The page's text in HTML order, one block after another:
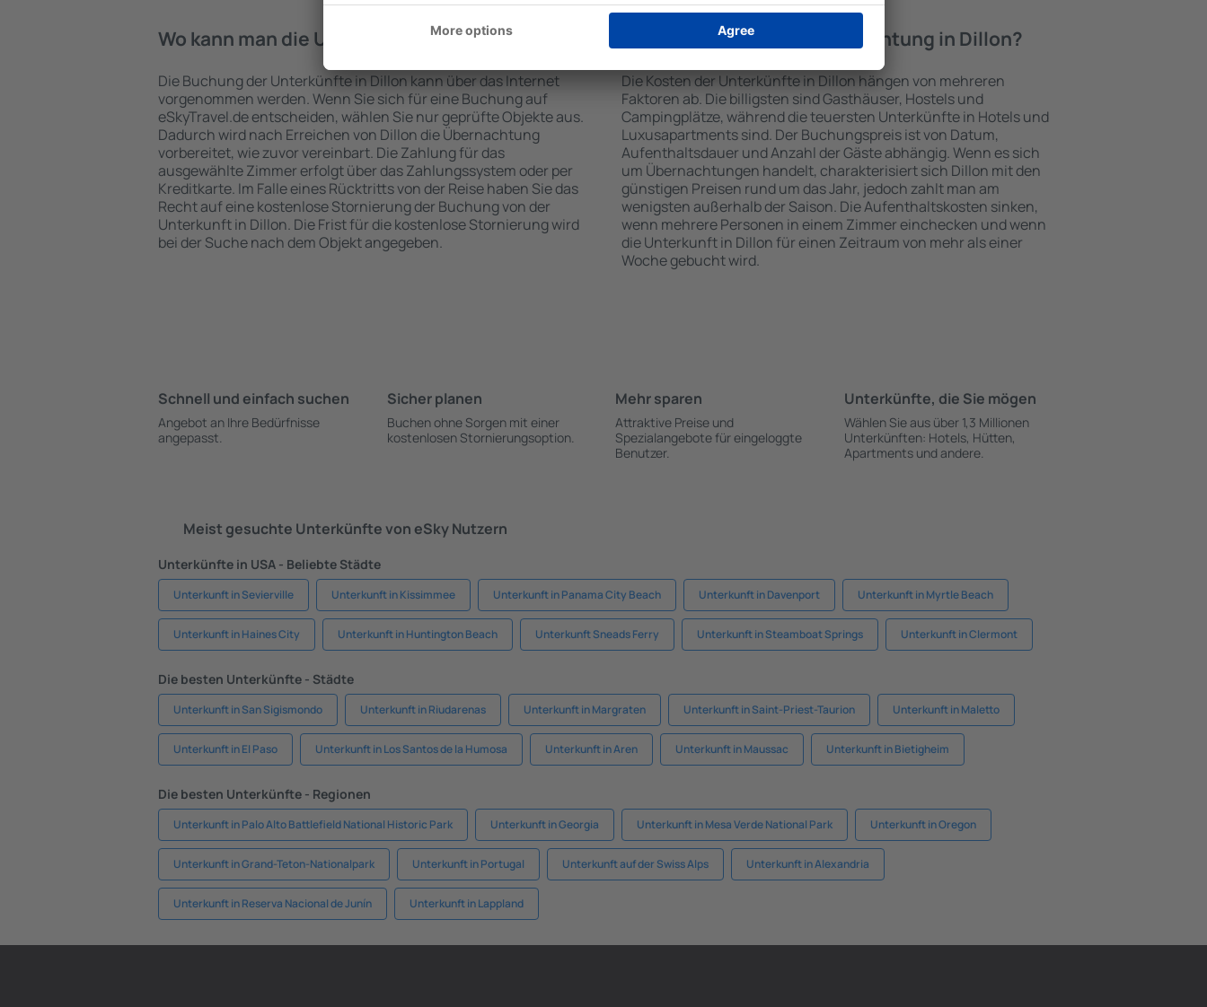
Wo kann man die Unterkünfte in Dillon buchen?
Die Buchung der Unterkünfte in Dillon kann über das Internet
vorgenommen werden. Wenn Sie sich für eine Buchung auf
eSkyTravel.de entscheiden, wählen Sie nur geprüfte Objekte aus.
Dadurch wird nach Erreichen von Dillon die Übernachtung
vorbereitet, wie zuvor vereinbart. Die Zahlung für das
ausgewählte Zimmer erfolgt über das Zahlungssystem oder per
Kreditkarte. Im Falle eines Rücktritts von der Reise haben Sie das
Recht auf eine kostenlose Stornierung der Buchung von der
Unterkunft in Dillon. Die Frist für die kostenlose Stornierung wird
bei der Suche nach dem Objekt angegeben.
Wie viel kostet eine Übernachtung in Dillon?
Die Kosten der Unterkünfte in Dillon hängen von mehreren
Faktoren ab. Die billigsten sind Gasthäuser, Hostels und
Campingplätze, während die teuersten Unterkünfte in Hotels und
Luxusapartments sind. Der Buchungspreis ist von Datum,
Aufenthaltsdauer und Anzahl der Gäste abhängig. Wenn es sich
um Übernachtungen handelt, charakterisiert sich Dillon mit den
günstigen Preisen rund um das Jahr, jedoch zahlt man am
wenigsten außerhalb der Saison. Die Aufenthaltskosten sinken,
wenn mehrere Personen in einem Zimmer einchecken und wenn
die Unterkunft in Dillon für einen Zeitraum von mehr als einer
Woche gebucht wird.
Schnell und einfach suchen
Angebot an Ihre Bedürfnisse
angepasst.
Sicher planen
Buchen ohne Sorgen mit einer
kostenlosen Stornierungsoption.
Mehr sparen
Attraktive Preise und
Spezialangebote für eingeloggte
Benutzer.
Unterkünfte, die Sie mögen
Wählen Sie aus über 1,3 Millionen
Unterkünften: Hotels, Hütten,
Apartments und andere.
Meist gesuchte Unterkünfte von eSky Nutzern
Unterkünfte in USA - Beliebte Städte
Unterkunft in Sevierville Unterkunft in Kissimmee Unterkunft in Panama City Beach Unterkunft in Davenport Unterkunft in Myrtle Beach
Unterkunft in Haines City Unterkunft in Huntington Beach Unterkunft Sneads Ferry Unterkunft in Steamboat Springs Unterkunft in Clermont
Die besten Unterkünfte - Städte
Unterkunft in San Sigismondo Unterkunft in Riudarenas Unterkunft in Margraten Unterkunft in Saint-Priest-Taurion Unterkunft in Maletto
Unterkunft in El Paso Unterkunft in Los Santos de la Humosa Unterkunft in Aren Unterkunft in Maussac Unterkunft in Bietigheim
Die besten Unterkünfte - Regionen
Unterkunft in Palo Alto Battlefield National Historic Park Unterkunft in Georgia Unterkunft in Mesa Verde National Park Unterkunft in Oregon
Unterkunft in Grand-Teton-Nationalpark Unterkunft in Portugal Unterkunft auf der Swiss Alps Unterkunft in Alexandria
Unterkunft in Reserva Nacional de Junín Unterkunft in Lappland